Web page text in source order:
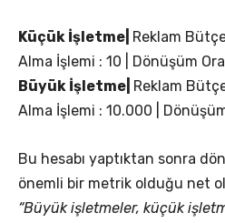
Küçük İşletme| Reklam
Alma İşlemi : 10 | Dönüşüm
Büyük İşletme| Reklam
Alma İşlemi : 10.000 | Dönüşüm
Bu hesabı yaptıktan sonra
önemli bir metrik olduğu net
“Büyük işletmeler, küçük